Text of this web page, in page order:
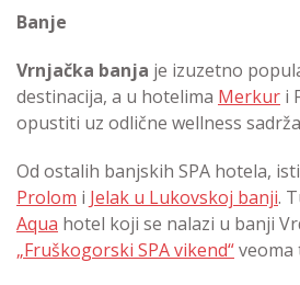
Banje
Vrnjačka banja je izuzetno
destinacija, a u hotelima Merkur i
opustiti uz odlične wellness
Od ostalih banjskih SPA hotela,
Prolom i Jelak u Lukovskoj banji.
Aqua hotel koji se nalazi u banji
„Fruškogorski SPA vikend“veoma